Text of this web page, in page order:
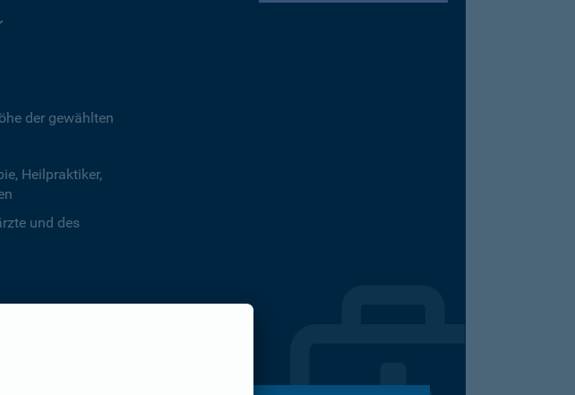
der gewählten
Heilpraktiker,
und des
Jahr ist die